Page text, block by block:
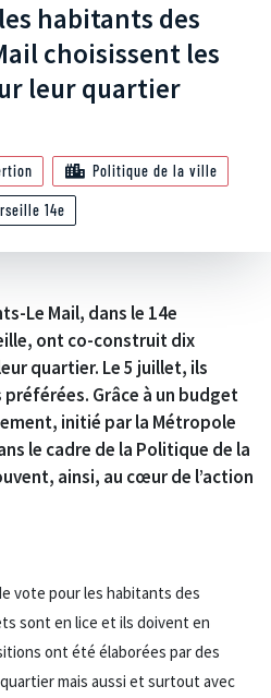
habitants des
choisissent les
leur quartier
Politique de la ville
14e
Le Mail, dans le 14e
ont co-construit dix
quartier. Le 5 juillet, ils
Grâce à un budget
initié par la Métropole
le cadre de la Politique de la
ainsi, au cœur de l’action
vote pour les habitants des
sont en lice et ils doivent en
ont été élaborées par des
mais aussi et surtout avec